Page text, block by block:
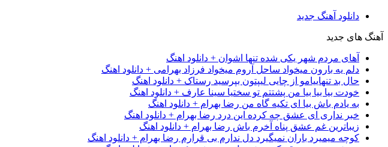
دانلود آهنگ جدید
آهنگ های جدید
آهای مردم شهر یکی شده تنها اشوان + دانلود اهنگ
دلم یه بارون میخواد ساحل آروم میخواد فرزاد بهرامی + دانلود اهنگ
حال بد تنهاییامو از چایی لیپتون بپرسید رستاک + دانلود اهنگ
خودت بیا بیا بیا من پشتتم تو سختیا سینا عارف + دانلود اهنگ
به یادم باش بیا ای تکیه گاه من رضا بهرام + دانلود اهنگ
خبر نداری ای عشق چه کرده این درد رضا بهرام + دانلود اهنگ
زیباترین غم عشق پناه آخرم باش رضا بهرام + دانلود اهنگ
کوچه میمیرد باران نمیگیرد دل ندارم بی قرارم رضا بهرام + دانلود اهنگ